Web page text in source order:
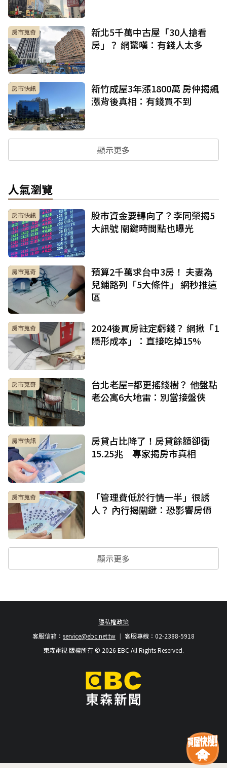
房市蒐奇
新北5千萬中古屋「30人搶看
房」？ 網驚嘆：有錢人太多
房市快訊
新竹成屋3年漲1800萬 房仲揭飆
漲背後真相：有錢買不到
顯示更多
人氣瀏覽
房市快訊
股市資金要轉向了？李同榮揭5
大訊號 關鍵時間點也曝光
房市蒐奇
預算2千萬求台中3房！ 夫妻為
兒鋪路列「5大條件」 網秒推這
區
房市蒐奇
2024後買房註定虧錢？ 網揪「1
隱形成本」：直接吃掉15%
房市蒐奇
台北老屋=都更搖錢樹？ 他盤點
老公寓6大地雷：別當接盤俠
房市快訊
房貸占比降了！房貸餘額卻衝
15.25兆 專家揭房市真相
房市蒐奇
「管理費低於行情一半」很誘
人？ 內行揭關鍵：恐影響房價
顯示更多
隱私權政策
客服專線：02-2388-5918
客服信箱： service@ebc.net.tw
東森電視 版權所有 © 2026 EBC All Rights Reserved.